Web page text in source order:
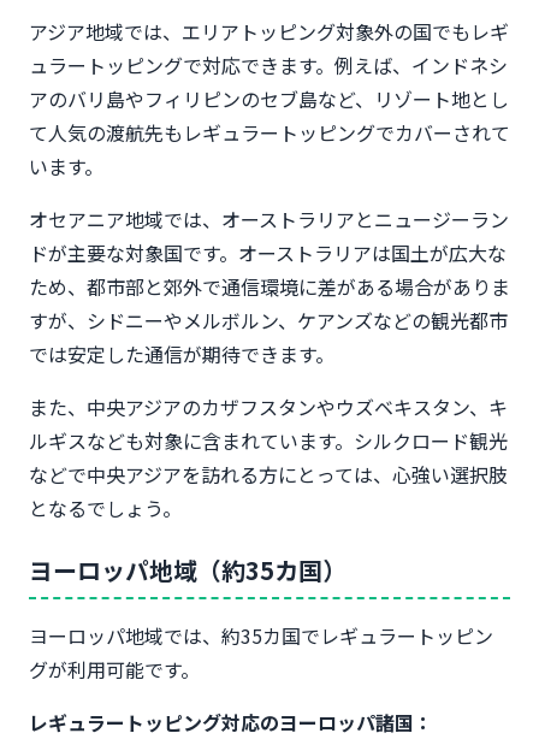
アジア地域では、エリアトッピング対象外の国でもレギ
ュラートッピングで対応できます。例えば、インドネシ
アのバリ島やフィリピンのセブ島など、リゾート地とし
て人気の渡航先もレギュラートッピングでカバーされて
います。
オセアニア地域では、オーストラリアとニュージーラン
ドが主要な対象国です。オーストラリアは国土が広大な
ため、都市部と郊外で通信環境に差がある場合がありま
すが、シドニーやメルボルン、ケアンズなどの観光都市
では安定した通信が期待できます。
また、中央アジアのカザフスタンやウズベキスタン、キ
ルギスなども対象に含まれています。シルクロード観光
などで中央アジアを訪れる方にとっては、心強い選択肢
となるでしょう。
ヨーロッパ地域（約35カ国）
ヨーロッパ地域では、約35カ国でレギュラートッピン
グが利用可能です。
レギュラートッピング対応のヨーロッパ諸国：